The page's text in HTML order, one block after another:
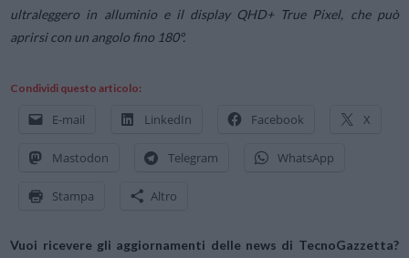
ultraleggero in alluminio e il display QHD+ True Pixel, che può
aprirsi con un angolo fino 180°.
Condividi questo articolo:
E-mail LinkedIn Facebook X
Mastodon Telegram WhatsApp
Stampa Altro
Vuoi ricevere gli aggiornamenti delle news di TecnoGazzetta?